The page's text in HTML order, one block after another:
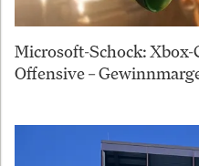
Microsoft-Schock:
Offensive –